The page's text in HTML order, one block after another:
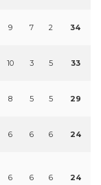
9 7 2 34
10 3 5 33
8 5 5 29
6 6 6 24
6 6 6 24